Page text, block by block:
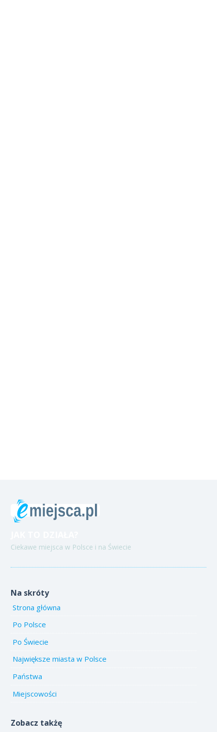
Ciekawe miejsca w Polsce i na Świecie
Na skróty
Strona główna
Po Polsce
Po Świecie
Największe miasta w Polsce
Państwa
Miejscowości
Zobacz takżę